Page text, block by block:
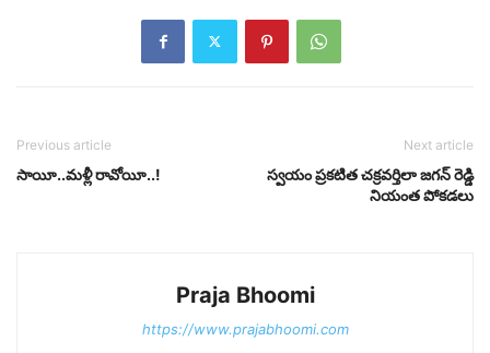
Previous article
సాయీ..మళ్లీ రావోయీ..!
Next article
స్వయం ప్రకటిత చక్రవర్తిలా జగన్ రెడ్డి
నియంత పోకడలు
Praja Bhoomi
https://www.prajabhoomi.com